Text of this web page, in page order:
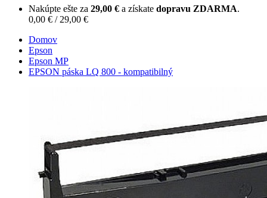
Nakúpte ešte za 29,00 € a získate dopravu ZDARMA.
0,00 € / 29,00 €
Domov
Epson
Epson MP
EPSON páska LQ 800 - kompatibilný